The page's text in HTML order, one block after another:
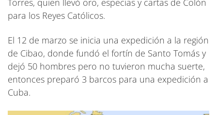
para los Reyes Católicos.
El 12 de marzo se inicia una expedición a la región
de Cibao, donde fundó el fortín de Santo Tomás y
dejó 50 hombres pero no tuvieron mucha suerte,
entonces preparó 3 barcos para una expedición a
Cuba.